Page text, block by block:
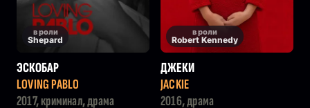
в роли
Shepard
ЭСКОБАР
LOVING PABLO
2017, криминал, драма
в роли
Robert Kennedy
ДЖЕКИ
JACKIE
2016, драма